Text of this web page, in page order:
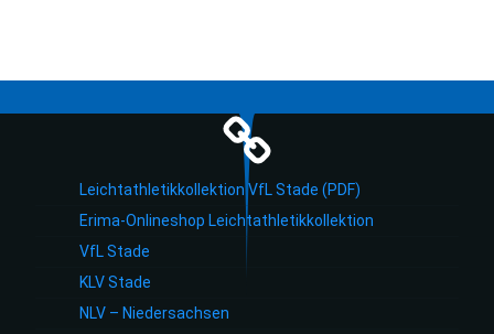
Leichtathletikkollektion VfL Stade (PDF)
Erima-Onlineshop Leichtathletikkollektion
VfL Stade
KLV Stade
NLV – Niedersachsen